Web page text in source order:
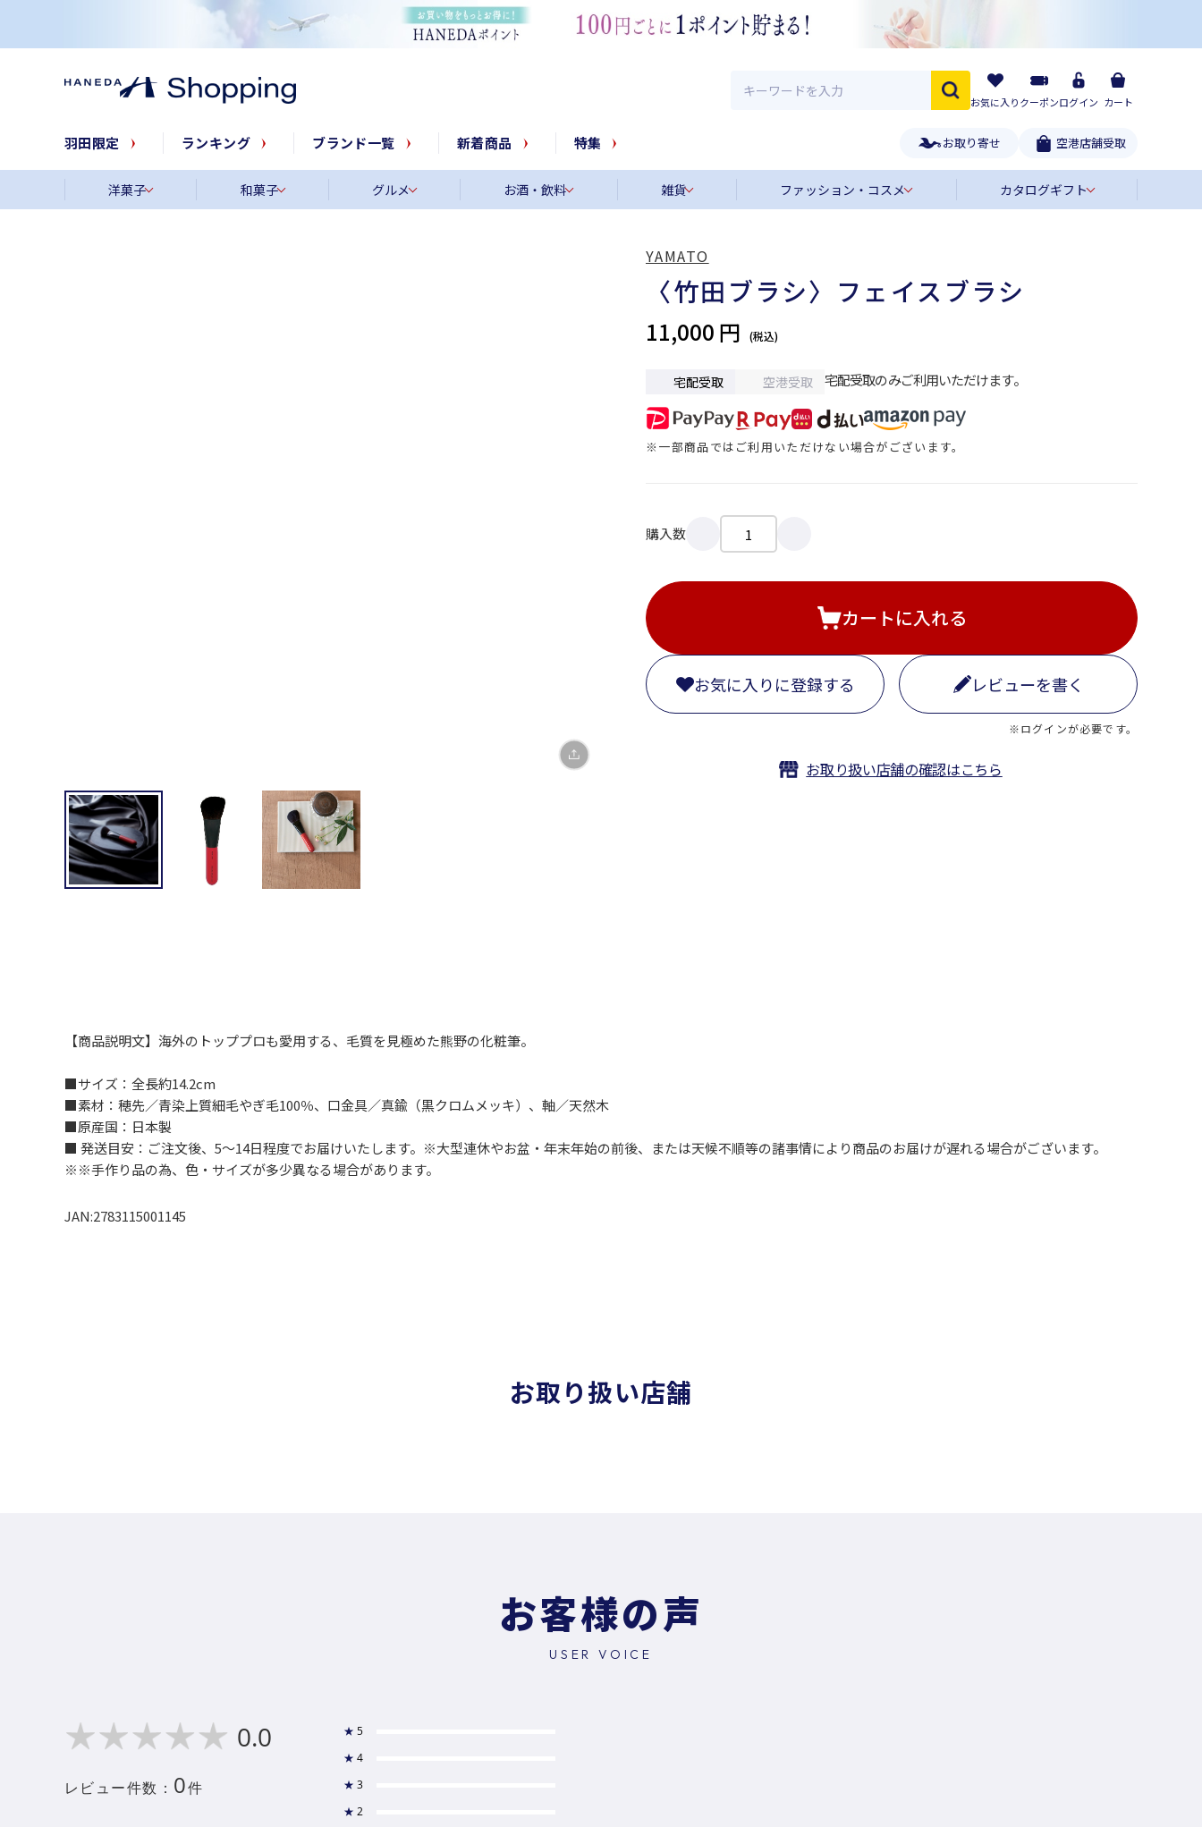
お気に入りクーポンログイン カート
羽田限定 ランキング ブランド一覧 新着商品 特集 お取り寄せ 空港店舗受取
洋菓子 和菓子 グルメ お酒・飲料 雑貨 ファッション・コスメ カタログギフト
〈竹田ブラシ〉フェイスブラシ
11,000 円
宅配受取 空港受取 宅配受取のみご利用いただけます。
※一部商品ではご利用いただけない場合がございます。
購入数
カートに入れる
お気に入りに登録する レビューを書く
※ログインが必要です。
お取り扱い店舗の確認はこちら
YAMATO
【商品説明文】海外のトッププロも愛用する、毛質を見極めた熊野の化粧筆。
■サイズ：全長約14.2cm
■素材：穂先／青染上質細毛やぎ毛100％、口金具／真鍮（黒クロムメッキ）、軸／天然木
■原産国：日本製
■ 発送目安：ご注文後、5～14日程度でお届けいたします。※大型連休やお盆・年末年始の前後、または天候不順等の諸事情により商品のお届けが遅れる場合がございます。
※※手作り品の為、色・サイズが多少異なる場合があります。
JAN:2783115001145
お取り扱い店舗
お客様の声
USER VOICE
0.0
レビュー件数： 0件
★ 5
★ 4
★ 3
★ 2